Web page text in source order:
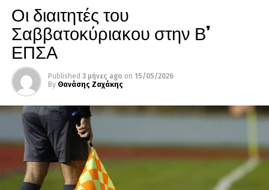
Οι διαιτητές του
Σαββατοκύριακου στην Β’
ΕΠΣΑ
Published 3 μήνες ago on 15/05/2026
By Θανάσης Ζαχάκης